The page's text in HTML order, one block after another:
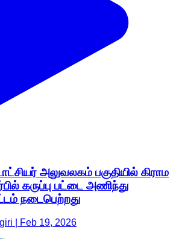
அலுவலகம் பகுதியில் கிராம
கருப்பு பட்டை அணிந்து
நடைபெற்றது
| Feb 19, 2026